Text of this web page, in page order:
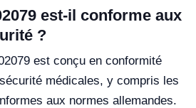
est-il conforme aux
?
est conçu en conformité
médicales, y compris les
aux normes allemandes.